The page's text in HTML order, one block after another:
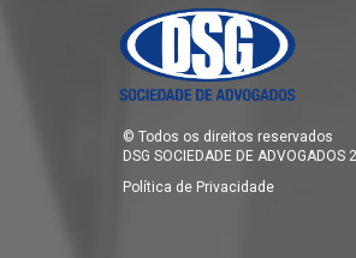
© Todos os direitos reservados
DSG SOCIEDADE DE ADVOGADOS
Política de Privacidade